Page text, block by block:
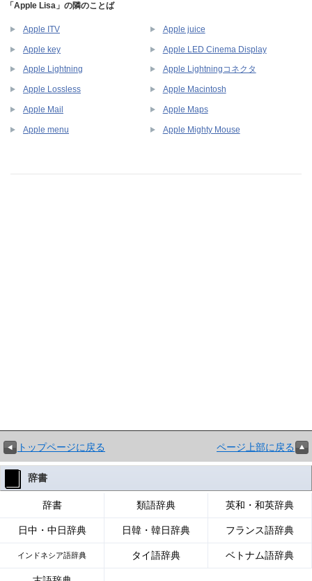
「Apple Lisa」の隣のことば
Apple ITV Apple juice
Apple key Apple LED Cinema Display
Apple Lightning Apple Lightningコネクタ
Apple Lossless Apple Macintosh
Apple Mail Apple Maps
Apple menu Apple Mighty Mouse
トップページに戻る ページ上部に戻る
辞書
辞書 類語辞典 英和・和英辞典
日中・中日辞典 日韓・韓日辞典 フランス語辞典
インドネシア語辞典 タイ語辞典 ベトナム語辞典